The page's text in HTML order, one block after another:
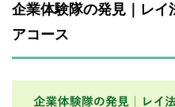
企業体験隊の発見｜レイ
アコース